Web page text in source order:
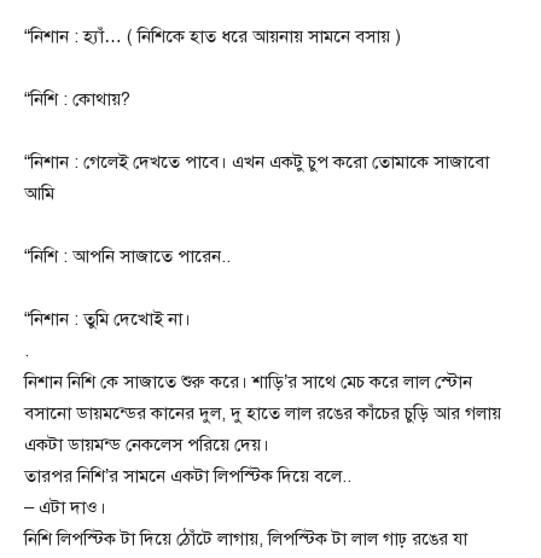
“নিশান : হ্যাঁ… ( নিশিকে হাত ধরে আয়নায় সামনে বসায় )
“নিশি : কোথায়?
“নিশান : গেলেই দেখতে পাবে। এখন একটু চুপ করো তোমাকে সাজাবো
আমি
“নিশি : আপনি সাজাতে পারেন..
“নিশান : তুমি দেখোই না।
.
নিশান নিশি কে সাজাতে শুরু করে।‌ শাড়ি’র সাথে মেচ করে লাল স্টোন
বসানো ডায়মন্ডের কানের দুল, দু হাতে লাল রঙের কাঁচের চুড়ি আর গলায়
একটা ডায়মন্ড নেকলেস পরিয়ে দেয়।
তারপর নিশি’র সামনে একটা লিপস্টিক দিয়ে বলে..
– এটা দাও।
নিশি লিপস্টিক টা দিয়ে ঠোঁটে লাগায়, লিপস্টিক টা লাল গাঢ় রঙের যা